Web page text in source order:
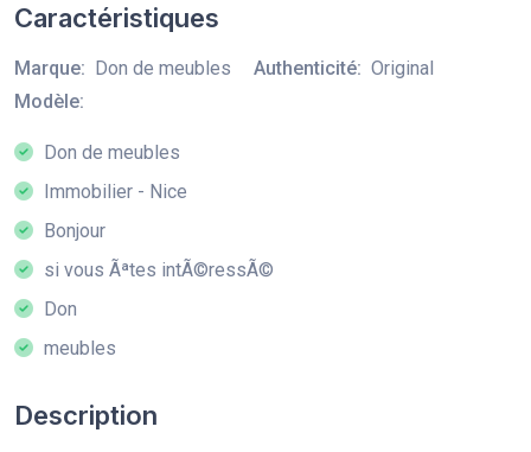
Caractéristiques
Marque: Don de meubles Authenticité: Original
Modèle:
Don de meubles
Immobilier - Nice
Bonjour
si vous Ãªtes intÃ©ressÃ©
Don
meubles
Description